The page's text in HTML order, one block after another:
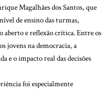
Magalhães dos Santos, que
de ensino das turmas,
aberto e reflexão crítica. Entre os
jovens na democracia, a
e o impacto real das decisões
foi especialmente